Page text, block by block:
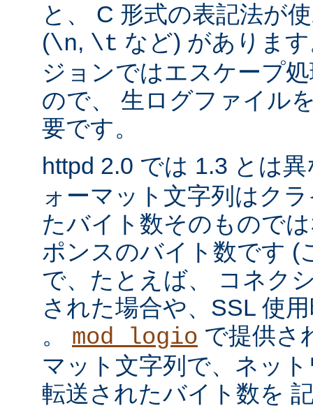
と、 C 形式の表記法が
(\n, \t など) がありま
ジョンではエスケープ
ので、 生ログファイル
要です。
httpd 2.0 では 1.3 とは
ォーマット文字列はク
たバイト数そのもので
ポンスのバイト数です (
で、たとえば、 コネク
された場合や、SSL 使
。 mod_logio で提供さ
マット文字列で、ネッ
転送されたバイト数を